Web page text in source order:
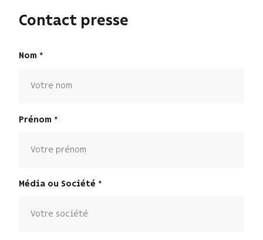
Contact presse
Nom
Prénom
Média ou Société